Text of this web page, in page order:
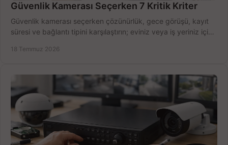
Güvenlik Kamerası Seçerken 7 Kritik Kriter
Güvenlik kamerası seçerken çözünürlük, gece görüşü, kayıt
süresi ve bağlantı tipini karşılaştırın; eviniz veya iş yeriniz için
18 Temmuz 2026